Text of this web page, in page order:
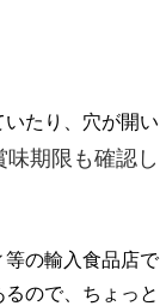
たり、穴が開い
味期限も確認し
の輸入食品店で
ので、ちょっと